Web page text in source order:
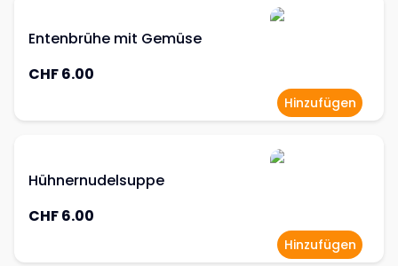
Entenbrühe mit Gemüse
CHF 6.00
Hinzufügen
Hühnernudelsuppe
CHF 6.00
Hinzufügen